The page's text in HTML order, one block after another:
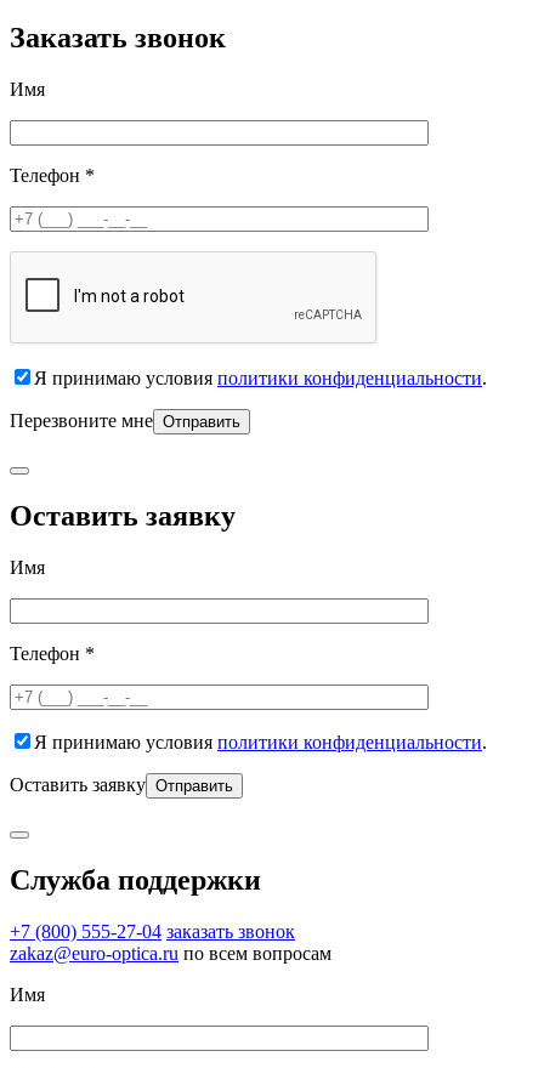
Заказать звонок
Имя
Телефон *
Я принимаю условия политики конфиденциальности.
Перезвоните мне
Оставить заявку
Имя
Телефон *
Я принимаю условия политики конфиденциальности.
Оставить заявку
Служба поддержки
+7 (800) 555-27-04 заказать звонок
zakaz@euro-optica.ru по всем вопросам
Имя